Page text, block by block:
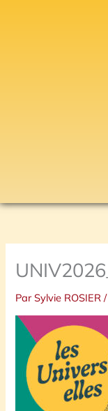
ParSylvie ROSIER/